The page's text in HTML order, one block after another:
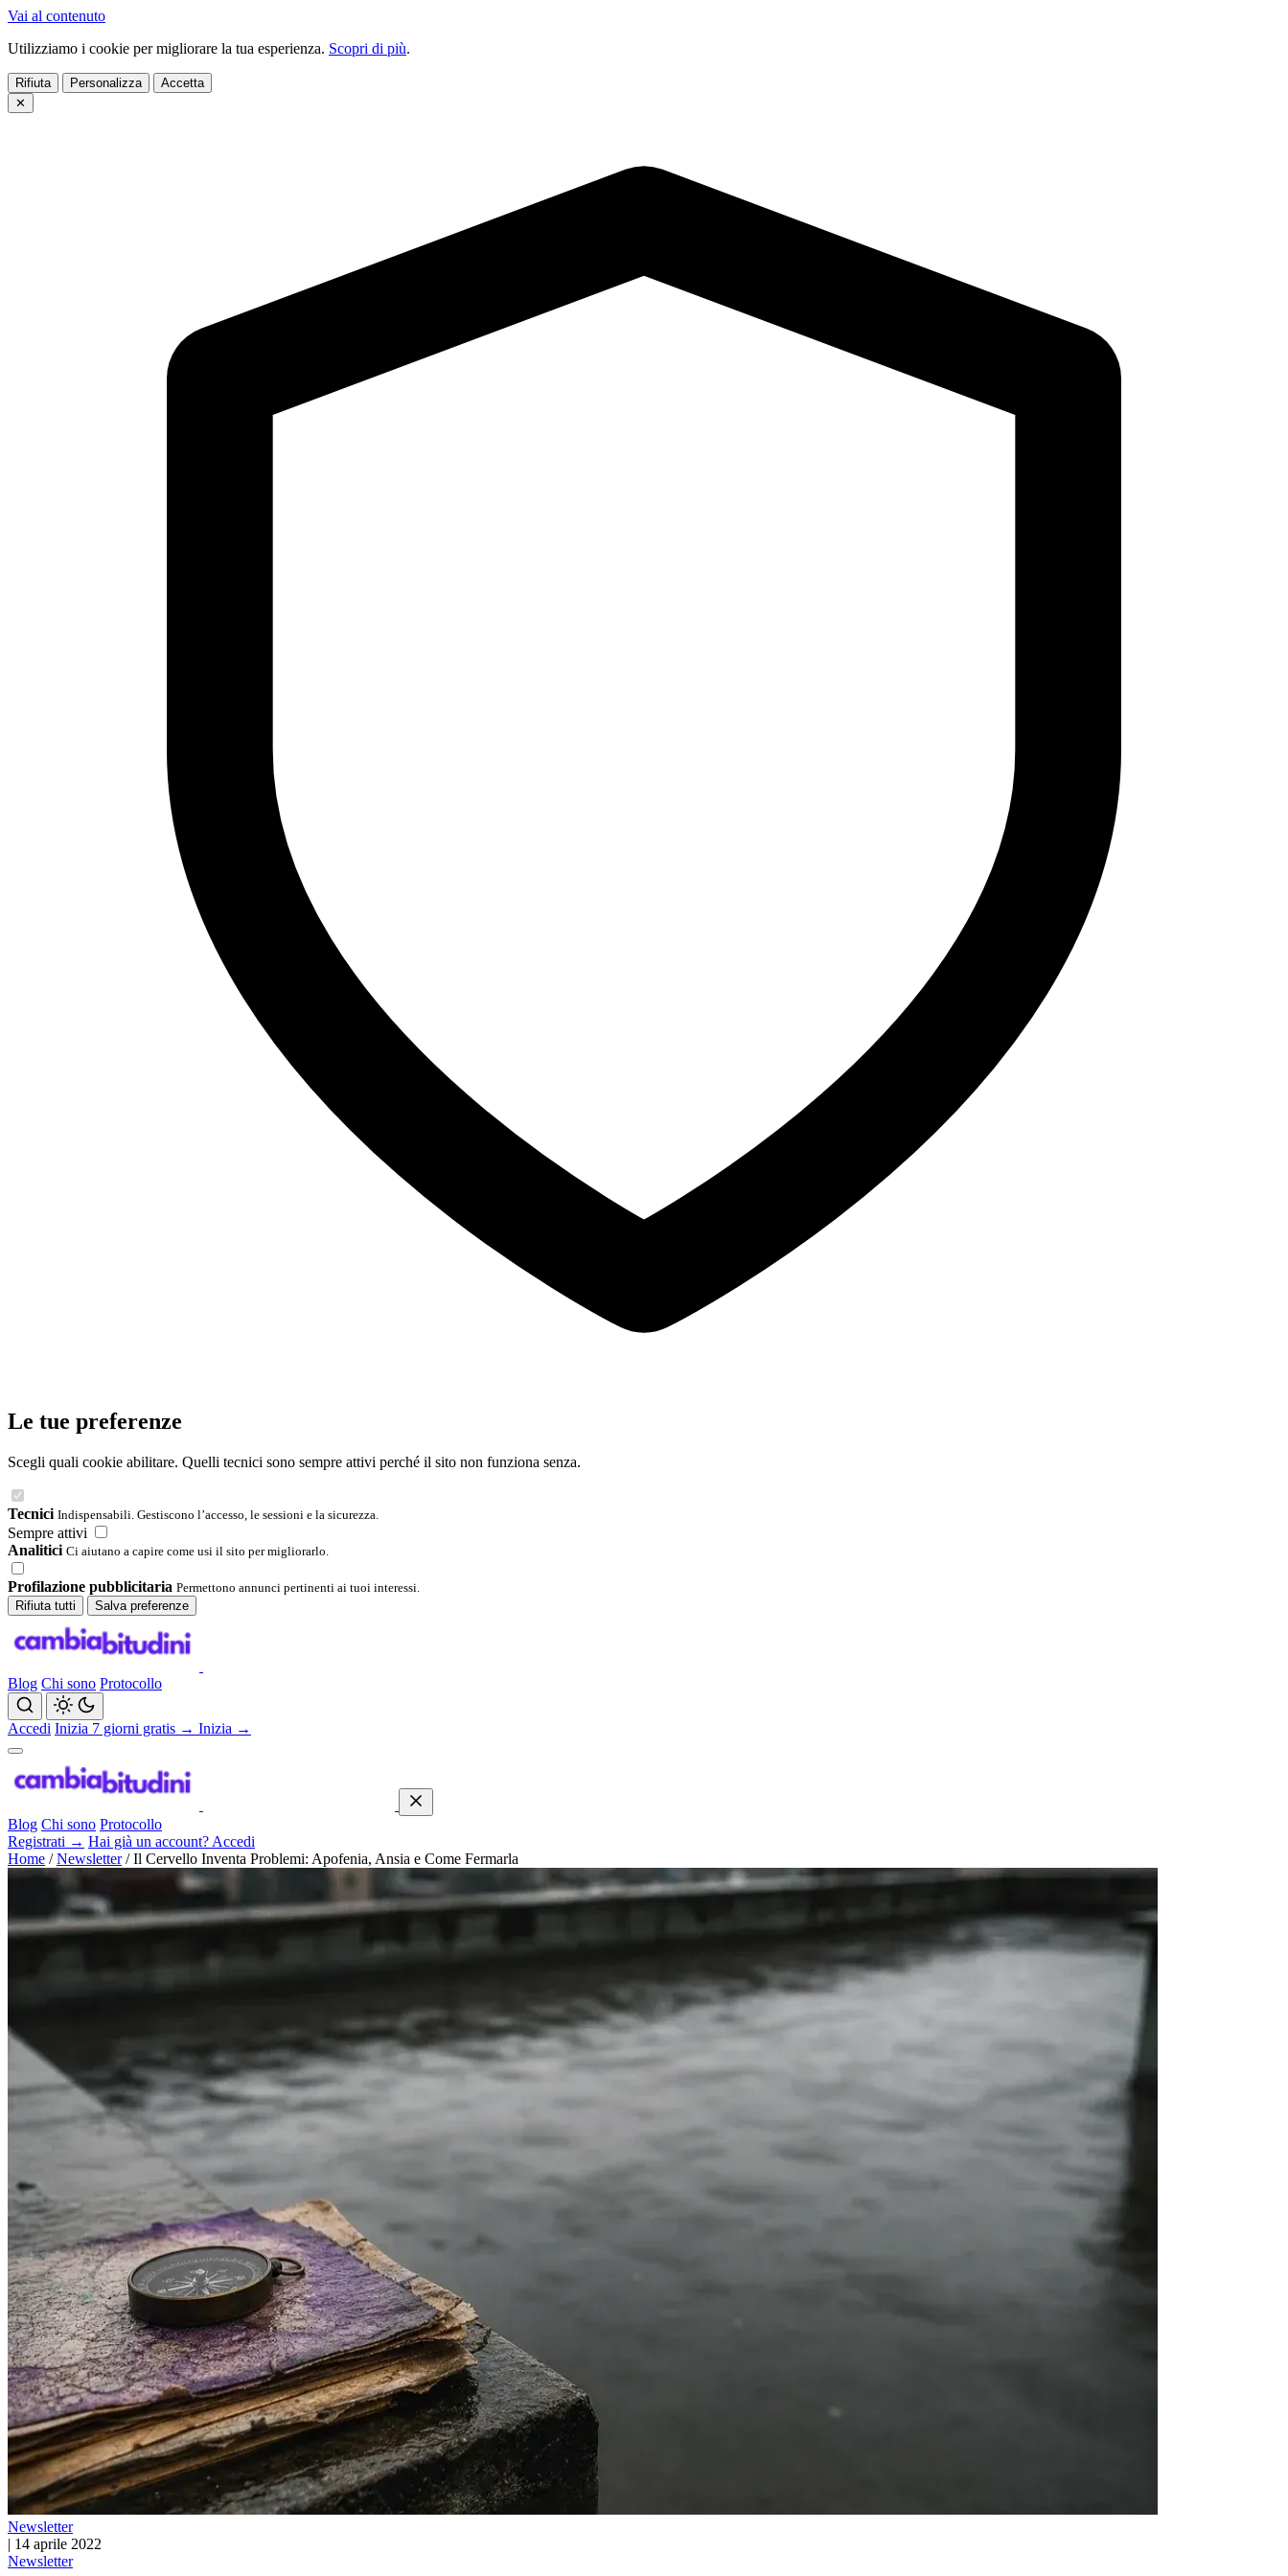
Vai al contenuto
Utilizziamo i cookie per migliorare la tua esperienza. Scopri di più.
Rifiuta Personalizza
Accetta
✕
Le tue preferenze
Scegli quali cookie abilitare. Quelli tecnici sono sempre attivi perché il sito non funziona senza.
Tecnici Indispensabili. Gestiscono l’accesso, le sessioni e la sicurezza.
Sempre attivi
Analitici Ci aiutano a capire come usi il sito per migliorarlo.
Profilazione pubblicitaria Permettono annunci pertinenti ai tuoi interessi.
Rifiuta tutti
Salva preferenze
Blog Chi sono Protocollo
Accedi Inizia 7 giorni gratis → Inizia →
Blog Chi sono Protocollo
Registrati → Hai già un account? Accedi
Home / Newsletter / Il Cervello Inventa Problemi: Apofenia, Ansia e Come Fermarla
Newsletter
| 14 aprile 2022
Newsletter